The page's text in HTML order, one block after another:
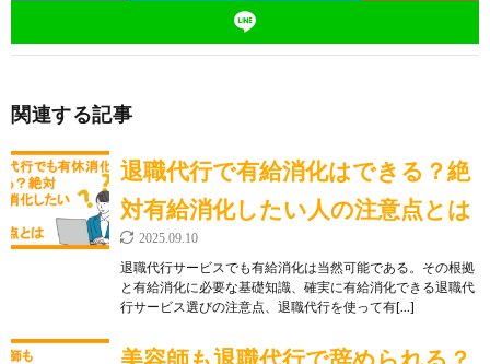
関連する記事
退職代行で有給消化はできる？絶
対有給消化したい人の注意点とは
2025.09.10
退職代行サービスでも有給消化は当然可能である。その根拠
と有給消化に必要な基礎知識、確実に有給消化できる退職代
行サービス選びの注意点、退職代行を使って有[…]
美容師も退職代行で辞められる？